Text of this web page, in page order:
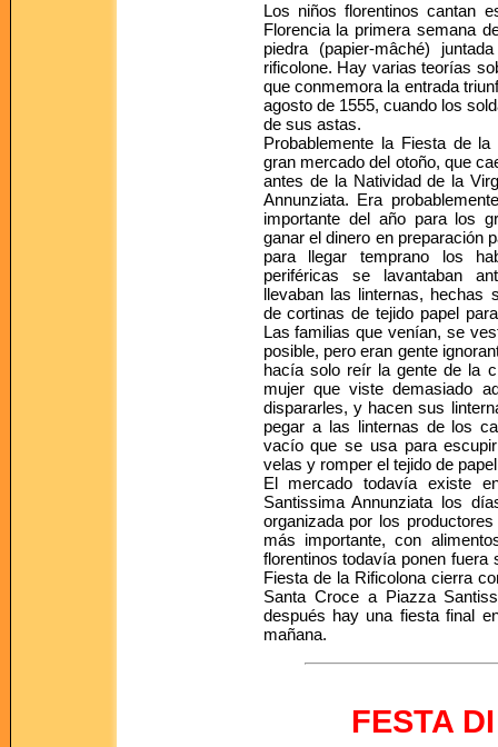
Los niños florentinos cantan
Florencia la primera semana
piedra (papier-mâché)
rificolone. Hay varias teorías
que conmemora la entrada
agosto de 1555, cuando los
de sus astas.
Probablemente la Fiesta de
gran mercado del otoño, que
antes de la Natividad de la
Annunziata. Era
importante del año para los
ganar el dinero en preparación
para llegar temprano los
periféricas se lavantaban
llevaban las linternas, hechas
de cortinas de tejido papel
Las familias que venían, se
posible, pero eran gente
hacía solo reír la gente de la
mujer que viste demasiado
dispararles, y hacen sus
pegar a las linternas de los
vacío que se usa para
velas y romper el tejido de
El mercado todavía existe
Santissima Annunziata los
organizada por los
más importante, con
florentinos todavía ponen
Fiesta de la Rificolona cierra
Santa Croce a Piazza
después hay una fiesta final
mañana.
FESTA